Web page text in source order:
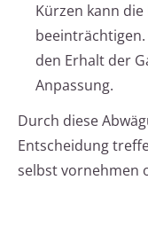
Kürzen kann
den Erhalt der
Anpassung.
Durch diese
Entscheidung
selbst vornehmen